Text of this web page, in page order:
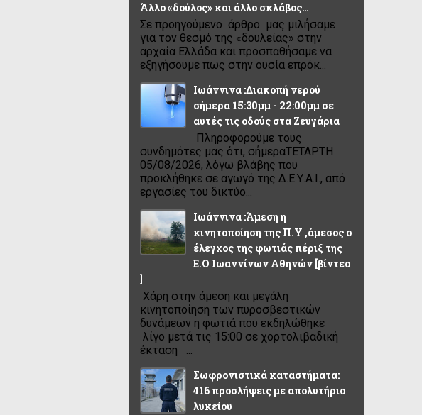
Άλλο «δούλος» και άλλο σκλάβος…
Σε προηγούμενο άρθρο μας μιλήσαμε
για τον θεσμό της «δουλείας» στην
αρχαία Ελλάδα και προσπαθήσαμε να
εξηγήσουμε πως στην ουσία επρόκ...
Ιωάννινα :Διακοπή νερού
σήμερα 15:30μμ - 22:00μμ σε
αυτές τις οδούς στα Ζευγάρια
Πληροφορούμε τους
συνδημότες μας ότι, σήμεραΤΕΤΑΡΤΗ
05/08/2026, λόγω βλάβης που
προκλήθηκε σε αγωγό της Δ.Ε.Υ.Α.Ι., από
εργασίες του δικτύο...
Ιωάννινα :Άμεση η
κινητοποίηση της Π.Υ ,άμεσος ο
έλεγχος της φωτιάς πέριξ της
Ε.Ο Ιωαννίνων Αθηνών [βίντεο
]
Χάρη στην άμεση και μεγάλη
κινητοποίηση των πυροσβεστικών
δυνάμεων η φωτιά που εκδηλώθηκε
λίγο μετά τις 15:00 σε χορτολιβαδική
έκταση ...
Σωφρονιστικά καταστήματα:
416 προσλήψεις με απολυτήριο
λυκείου